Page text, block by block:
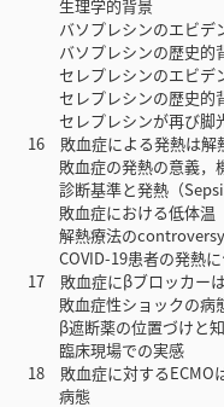
生理学的背景
バソプレシンのエビデ
バソプレシンの歴史的
セレプレシンのエビデ
セレプレシンの歴史的
セレプレシンが再び脚光
16 敗血症による発熱は解
敗血症の発熱の意義，
診断基準と発熱（Sepsis-
敗血症における低体温
解熱療法のcontroversy
COVID-19患者の発熱に
17 敗血症にβブロッカーは
敗血症性ショックの病
β遮断薬の位置づけと
臨床現場での実感
18 敗血症に対するECMO
病態